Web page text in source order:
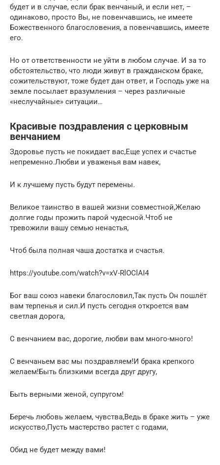
будет и в случае, если брак венчаный, и если нет, –
одинаково, просто Вы, не повенчавшись, не имеете
Божественного благословения, а повенчавшись, имеете
его.
Но от ответственности не уйти в любом случае. И за то
обстоятельство, что люди живут в гражданском браке,
сожительствуют, тоже будет дан ответ, и Господь уже на
земле посылает вразумления – через различные
«неслучайные» ситуации…
Красивые поздравления с церковным
венчанием
Здоровье пусть не покидает вас,Еще успех и счастье
непременно.Любви и уваженья вам навек,
И к лучшему пусть будут перемены.
Великое таинство в вашей жизни совместной,Желаю
долгие годы прожить парой чудесной.Чтоб не
тревожили вашу семью ненастья,
Чтоб была полная чаша достатка и счастья.
https://youtube.com/watch?v=xV-RlOClAI4
Бог ваш союз навеки благословил,Так пусть Он пошлёт
вам терпенья и сил.И пусть сегодня откроется вам
светлая дорога,
С венчанием вас, дорогие, любви вам много-много!
С венчаньем вас мы поздравляем!И брака крепкого
желаем!Быть близкими всегда друг другу,
Быть верными женой, супругом!
Беречь любовь желаем, чувства,Ведь в браке жить – уже
искусство,Пусть мастерство растет с годами,
Обид не будет между вами!